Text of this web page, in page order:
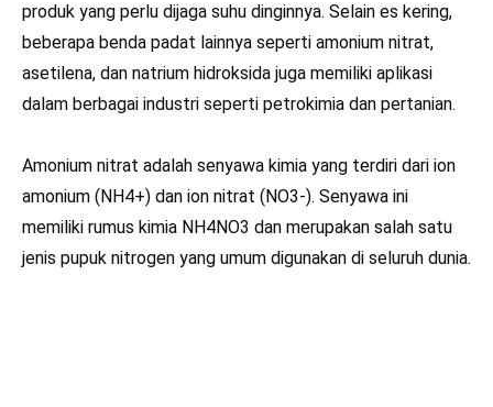
produk yang perlu dijaga suhu dinginnya. Selain es kering,
beberapa benda padat lainnya seperti amonium nitrat,
asetilena, dan natrium hidroksida juga memiliki aplikasi
dalam berbagai industri seperti petrokimia dan pertanian.
Amonium nitrat adalah senyawa kimia yang terdiri dari ion
amonium (NH4+) dan ion nitrat (NO3-). Senyawa ini
memiliki rumus kimia NH4NO3 dan merupakan salah satu
jenis pupuk nitrogen yang umum digunakan di seluruh dunia.